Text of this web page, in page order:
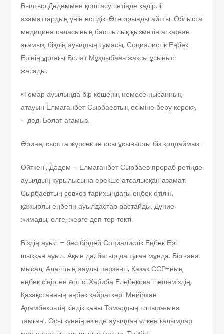
Былтыр Дәдеммен қоштасу сәтінде қадірлі
азаматтардың үнін естідік. Өте орынды айтты. Облыста
медицина саласының басшылық қызметін атқарған
ағамыз, біздің ауылдың тумасы, Социалистік Еңбек
Ерінің ұрпағы Болат Мұздыбаев жақсы ұсыныс
жасады.
«Томар ауылында бір көшенің немесе нысанның
атауын Елмағанбет Сырбаевтың есіміне беру керек»,
– деді Болат ағамыз.
Әрине, сыртта жүрсек те осы ұсынысты біз қолдаймыз.
Өйткені, Дәдем – Елмағанбет Сырбаев прораб ретінде
ауылдың құрылысына ерекше атсалысқан азамат.
Сырбаевтың совхоз тарихындағы еңбек өтілін,
қажырлы еңбегін ауылдастар растайды. Дүние
жимады, елге, жерге деп тер төкті.
Біздің ауыл – бес бірдей Социалистік Еңбек Ері
шыққан ауыл. Ақын да, батыр да туған мұнда. Бір ғана
мысал, Алаштың аяулы перзенті, Қазақ ССР-ның
еңбек сіңірген əртісі Хабиба Елебекова шешеміздің,
Қазақстанның еңбек қайраткері Мейірхан
Адамбековтің кіндік қаны Томардың топырағына
тамған.. Осы күннің өзінде ауылдан үлкен ғалымдар